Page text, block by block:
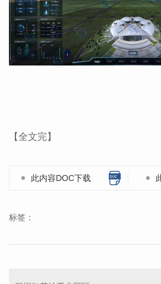
【全文完】
此内容DOC下载
标签：